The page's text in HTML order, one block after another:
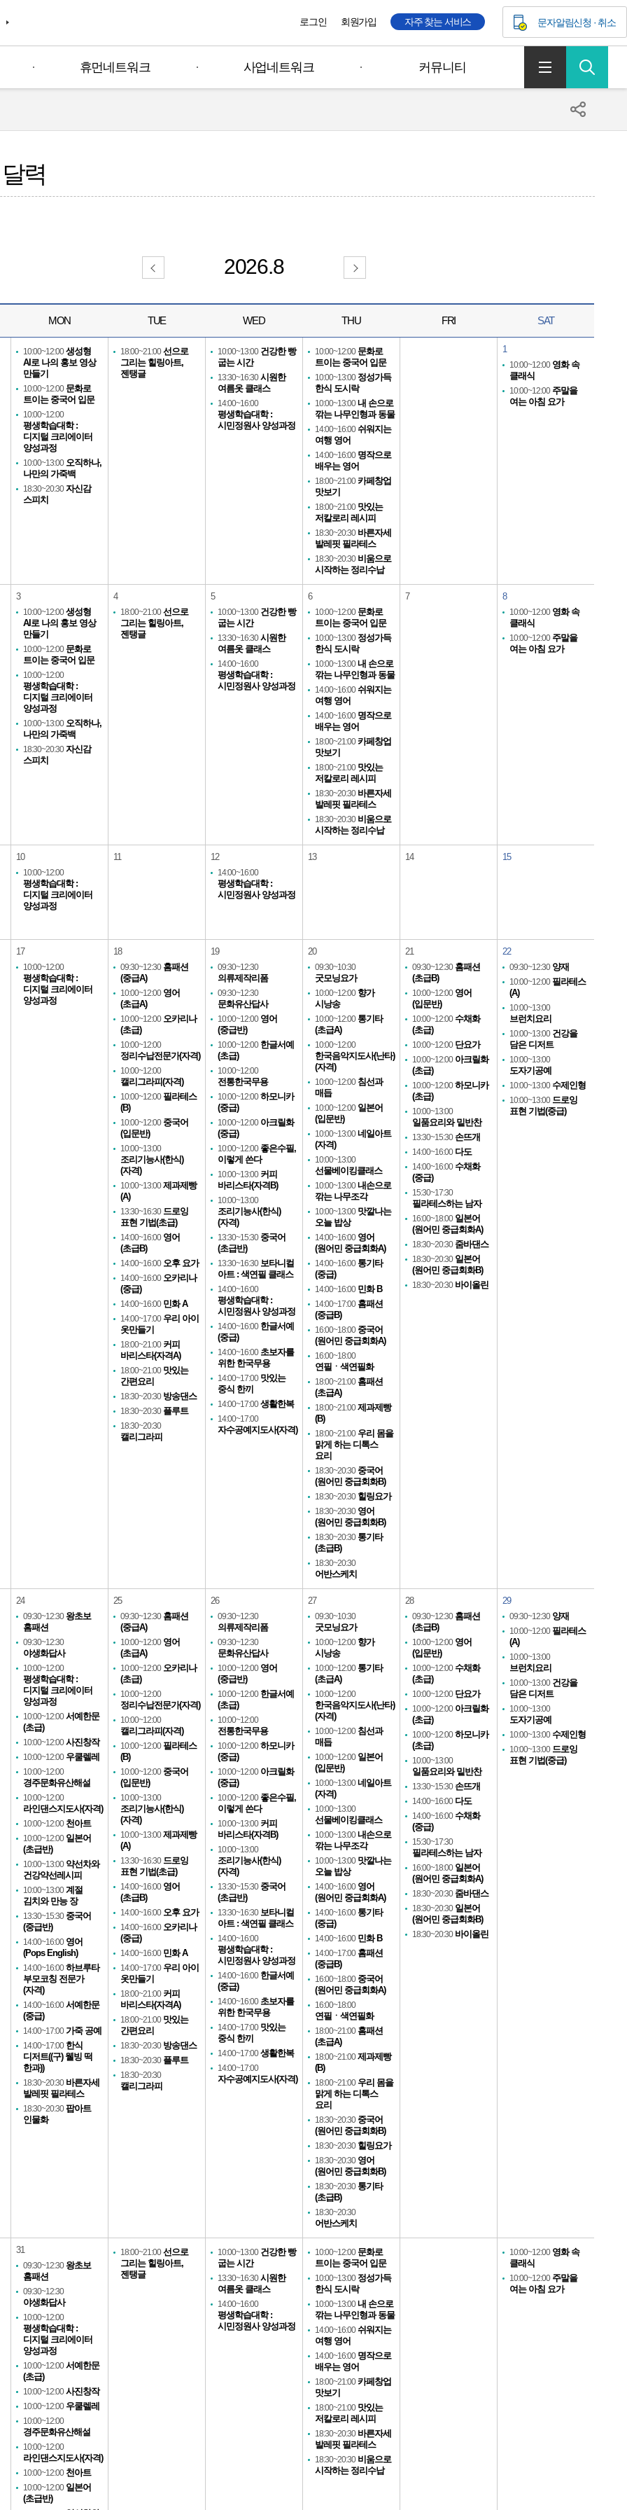
로그인 회원가입 자주 찾는 서비스 문자알림신청 · 취소
휴먼네트워크 사업네트워크 커뮤니티
력
2026.8
MON TUE WED THU FRI SAT
10:00~12:00 생성형
AI로 나의 홍보 영상
만들기
10:00~12:00 문화로
트이는 중국어 입문
10:00~12:00
평생학습대학 :
디지털 크리에이터
양성과정
10:00~13:00 오직하나,
나만의 가죽백
18:30~20:30 자신감
스피치
18:00~21:00 선으로
그리는 힐링아트,
젠탱글
10:00~13:00 건강한 빵
굽는 시간
13:30~16:30 시원한
여름옷 클래스
14:00~16:00
평생학습대학 :
시민정원사 양성과정
10:00~12:00 문화로
트이는 중국어 입문
10:00~13:00 정성가득
한식 도시락
10:00~13:00 내 손으로
깎는 나무인형과 동물
14:00~16:00 쉬워지는
여행 영어
14:00~16:00 명작으로
배우는 영어
18:00~21:00 카페창업
맛보기
18:00~21:00 맛있는
저칼로리 레시피
18:30~20:30 바른자세
발레핏 필라테스
18:30~20:30 비움으로
시작하는 정리수납
1
10:00~12:00 영화 속
클래식
10:00~12:00 주말을
여는 아침 요가
3
10:00~12:00 생성형
AI로 나의 홍보 영상
만들기
10:00~12:00 문화로
트이는 중국어 입문
10:00~12:00
평생학습대학 :
디지털 크리에이터
양성과정
10:00~13:00 오직하나,
나만의 가죽백
18:30~20:30 자신감
스피치
4
18:00~21:00 선으로
그리는 힐링아트,
젠탱글
5
10:00~13:00 건강한 빵
굽는 시간
13:30~16:30 시원한
여름옷 클래스
14:00~16:00
평생학습대학 :
시민정원사 양성과정
6
10:00~12:00 문화로
트이는 중국어 입문
10:00~13:00 정성가득
한식 도시락
10:00~13:00 내 손으로
깎는 나무인형과 동물
14:00~16:00 쉬워지는
여행 영어
14:00~16:00 명작으로
배우는 영어
18:00~21:00 카페창업
맛보기
18:00~21:00 맛있는
저칼로리 레시피
18:30~20:30 바른자세
발레핏 필라테스
18:30~20:30 비움으로
시작하는 정리수납
7 8
10:00~12:00 영화 속
클래식
10:00~12:00 주말을
여는 아침 요가
10
10:00~12:00
평생학습대학 :
디지털 크리에이터
양성과정
11 12
14:00~16:00
평생학습대학 :
시민정원사 양성과정
13 14 15
17
10:00~12:00
평생학습대학 :
디지털 크리에이터
양성과정
18
09:30~12:30 홈패션
(중급A)
10:00~12:00 영어
(초급A)
10:00~12:00 오카리나
(초급)
10:00~12:00
정리수납전문가(자격)
10:00~12:00
캘리그라피(자격)
10:00~12:00 필라테스
(B)
10:00~12:00 중국어
(입문반)
10:00~13:00
조리기능사(한식)
(자격)
10:00~13:00 제과제빵
(A)
13:30~16:30 드로잉
표현 기법(초급)
14:00~16:00 영어
(초급B)
14:00~16:00 오후 요가
14:00~16:00 오카리나
(중급)
14:00~16:00 민화 A
14:00~17:00 우리 아이
옷만들기
18:00~21:00 커피
바리스타(자격A)
18:00~21:00 맛있는
간편요리
18:30~20:30 방송댄스
18:30~20:30 플루트
18:30~20:30
캘리그라피
19
09:30~12:30
의류제작리폼
09:30~12:30
문화유산답사
10:00~12:00 영어
(중급반)
10:00~12:00 한글서예
(초급)
10:00~12:00
전통한국무용
10:00~12:00 하모니카
(중급)
10:00~12:00 아크릴화
(중급)
10:00~12:00 좋은수필,
이렇게 쓴다
10:00~13:00 커피
바리스타(자격B)
10:00~13:00
조리기능사(한식)
(자격)
13:30~15:30 중국어
(초급반)
13:30~16:30 보타니컬
아트 : 색연필 클래스
14:00~16:00
평생학습대학 :
시민정원사 양성과정
14:00~16:00 한글서예
(중급)
14:00~16:00 초보자를
위한 한국무용
14:00~17:00 맛있는
중식 한끼
14:00~17:00 생활한복
14:00~17:00
자수공예지도사(자격)
20
09:30~10:30
굿모닝요가
10:00~12:00 향가
시낭송
10:00~12:00 통기타
(초급A)
10:00~12:00
한국음악지도사(난타)
(자격)
10:00~12:00 침선과
매듭
10:00~12:00 일본어
(입문반)
10:00~13:00 네일아트
(자격)
10:00~13:00
선물베이킹클래스
10:00~13:00 내손으로
깎는 나무조각
10:00~13:00 맛깔나는
오늘 밥상
14:00~16:00 영어
(원어민 중급회화A)
14:00~16:00 통기타
(중급)
14:00~16:00 민화 B
14:00~17:00 홈패션
(중급B)
16:00~18:00 중국어
(원어민 중급회화A)
16:00~18:00
연필ㆍ색연필화
18:00~21:00 홈패션
(초급A)
18:00~21:00 제과제빵
(B)
18:00~21:00 우리 몸을
맑게 하는 디톡스
요리
18:30~20:30 중국어
(원어민 중급회화B)
18:30~20:30 힐링요가
18:30~20:30 영어
(원어민 중급회화B)
18:30~20:30 통기타
(초급B)
18:30~20:30
어반스케치
21
09:30~12:30 홈패션
(초급B)
10:00~12:00 영어
(입문반)
10:00~12:00 수채화
(초급)
10:00~12:00 단요가
10:00~12:00 아크릴화
(초급)
10:00~12:00 하모니카
(초급)
10:00~13:00
일품요리와 밑반찬
13:30~15:30 손뜨개
14:00~16:00 다도
14:00~16:00 수채화
(중급)
15:30~17:30
필라테스하는 남자
16:00~18:00 일본어
(원어민 중급회화A)
18:30~20:30 줌바댄스
18:30~20:30 일본어
(원어민 중급회화B)
18:30~20:30 바이올린
22
09:30~12:30 양재
10:00~12:00 필라테스
(A)
10:00~13:00
브런치요리
10:00~13:00 건강을
담은 디저트
10:00~13:00
도자기공예
10:00~13:00 수제인형
10:00~13:00 드로잉
표현 기법(중급)
24
09:30~12:30 왕초보
홈패션
09:30~12:30
야생화답사
10:00~12:00
평생학습대학 :
디지털 크리에이터
양성과정
10:00~12:00 서예한문
(초급)
10:00~12:00 사진창작
10:00~12:00 우쿨렐레
10:00~12:00
경주문화유산해설
10:00~12:00
라인댄스지도사(자격)
10:00~12:00 천아트
10:00~12:00 일본어
(초급반)
10:00~13:00 약선차와
건강약선레시피
10:00~13:00 계절
김치와 만능 장
13:30~15:30 중국어
(중급반)
14:00~16:00 영어
(Pops English)
14:00~16:00 하브루타
부모코칭 전문가
(자격)
14:00~16:00 서예한문
(중급)
14:00~17:00 가죽 공예
14:00~17:00 한식
디저트((구) 웰빙 떡
한과))
18:30~20:30 바른자세
발레핏 필라테스
18:30~20:30 팝아트
인물화
25
09:30~12:30 홈패션
(중급A)
10:00~12:00 영어
(초급A)
10:00~12:00 오카리나
(초급)
10:00~12:00
정리수납전문가(자격)
10:00~12:00
캘리그라피(자격)
10:00~12:00 필라테스
(B)
10:00~12:00 중국어
(입문반)
10:00~13:00
조리기능사(한식)
(자격)
10:00~13:00 제과제빵
(A)
13:30~16:30 드로잉
표현 기법(초급)
14:00~16:00 영어
(초급B)
14:00~16:00 오후 요가
14:00~16:00 오카리나
(중급)
14:00~16:00 민화 A
14:00~17:00 우리 아이
옷만들기
18:00~21:00 커피
바리스타(자격A)
18:00~21:00 맛있는
간편요리
18:30~20:30 방송댄스
18:30~20:30 플루트
18:30~20:30
캘리그라피
26
09:30~12:30
의류제작리폼
09:30~12:30
문화유산답사
10:00~12:00 영어
(중급반)
10:00~12:00 한글서예
(초급)
10:00~12:00
전통한국무용
10:00~12:00 하모니카
(중급)
10:00~12:00 아크릴화
(중급)
10:00~12:00 좋은수필,
이렇게 쓴다
10:00~13:00 커피
바리스타(자격B)
10:00~13:00
조리기능사(한식)
(자격)
13:30~15:30 중국어
(초급반)
13:30~16:30 보타니컬
아트 : 색연필 클래스
14:00~16:00
평생학습대학 :
시민정원사 양성과정
14:00~16:00 한글서예
(중급)
14:00~16:00 초보자를
위한 한국무용
14:00~17:00 맛있는
중식 한끼
14:00~17:00 생활한복
14:00~17:00
자수공예지도사(자격)
27
09:30~10:30
굿모닝요가
10:00~12:00 향가
시낭송
10:00~12:00 통기타
(초급A)
10:00~12:00
한국음악지도사(난타)
(자격)
10:00~12:00 침선과
매듭
10:00~12:00 일본어
(입문반)
10:00~13:00 네일아트
(자격)
10:00~13:00
선물베이킹클래스
10:00~13:00 내손으로
깎는 나무조각
10:00~13:00 맛깔나는
오늘 밥상
14:00~16:00 영어
(원어민 중급회화A)
14:00~16:00 통기타
(중급)
14:00~16:00 민화 B
14:00~17:00 홈패션
(중급B)
16:00~18:00 중국어
(원어민 중급회화A)
16:00~18:00
연필ㆍ색연필화
18:00~21:00 홈패션
(초급A)
18:00~21:00 제과제빵
(B)
18:00~21:00 우리 몸을
맑게 하는 디톡스
요리
18:30~20:30 중국어
(원어민 중급회화B)
18:30~20:30 힐링요가
18:30~20:30 영어
(원어민 중급회화B)
18:30~20:30 통기타
(초급B)
18:30~20:30
어반스케치
28
09:30~12:30 홈패션
(초급B)
10:00~12:00 영어
(입문반)
10:00~12:00 수채화
(초급)
10:00~12:00 단요가
10:00~12:00 아크릴화
(초급)
10:00~12:00 하모니카
(초급)
10:00~13:00
일품요리와 밑반찬
13:30~15:30 손뜨개
14:00~16:00 다도
14:00~16:00 수채화
(중급)
15:30~17:30
필라테스하는 남자
16:00~18:00 일본어
(원어민 중급회화A)
18:30~20:30 줌바댄스
18:30~20:30 일본어
(원어민 중급회화B)
18:30~20:30 바이올린
29
09:30~12:30 양재
10:00~12:00 필라테스
(A)
10:00~13:00
브런치요리
10:00~13:00 건강을
담은 디저트
10:00~13:00
도자기공예
10:00~13:00 수제인형
10:00~13:00 드로잉
표현 기법(중급)
31
09:30~12:30 왕초보
홈패션
09:30~12:30
야생화답사
10:00~12:00
평생학습대학 :
디지털 크리에이터
양성과정
10:00~12:00 서예한문
(초급)
10:00~12:00 사진창작
10:00~12:00 우쿨렐레
10:00~12:00
경주문화유산해설
10:00~12:00
라인댄스지도사(자격)
10:00~12:00 천아트
10:00~12:00 일본어
(초급반)
18:00~21:00 선으로
그리는 힐링아트,
젠탱글
10:00~13:00 건강한 빵
굽는 시간
13:30~16:30 시원한
여름옷 클래스
14:00~16:00
평생학습대학 :
시민정원사 양성과정
10:00~12:00 문화로
트이는 중국어 입문
10:00~13:00 정성가득
한식 도시락
10:00~13:00 내 손으로
깎는 나무인형과 동물
14:00~16:00 쉬워지는
여행 영어
14:00~16:00 명작으로
배우는 영어
18:00~21:00 카페창업
맛보기
18:00~21:00 맛있는
저칼로리 레시피
18:30~20:30 바른자세
발레핏 필라테스
18:30~20:30 비움으로
시작하는 정리수납
10:00~12:00 영화 속
클래식
10:00~12:00 주말을
여는 아침 요가